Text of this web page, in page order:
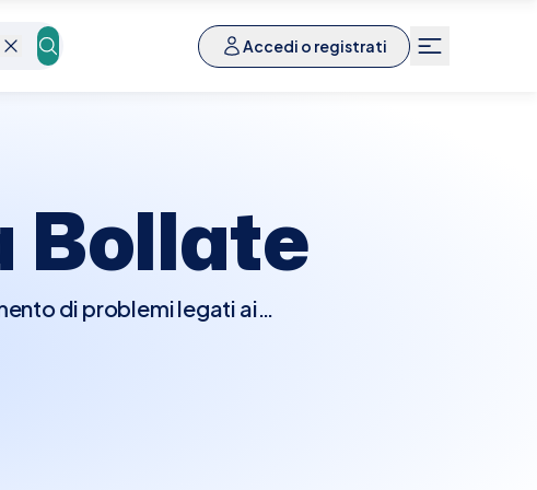
Accedi o registrati
Bollate
di problemi legati ai
infiammazioni e altre